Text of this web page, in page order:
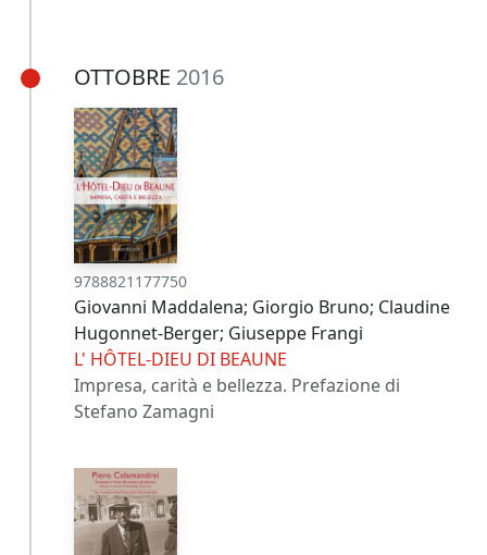
OTTOBRE 2016
9788821177750
Giovanni Maddalena; Giorgio Bruno; Claudine
Hugonnet-Berger; Giuseppe Frangi
L' HÔTEL-DIEU DI BEAUNE
Impresa, carità e bellezza. Prefazione di
Stefano Zamagni